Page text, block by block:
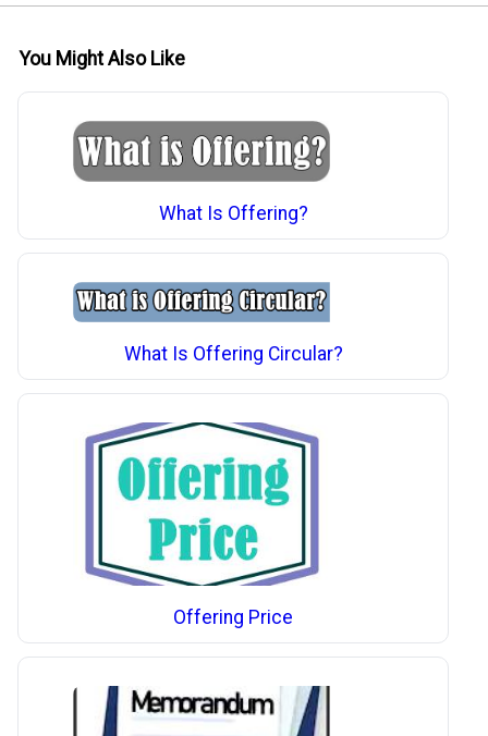
You Might Also Like
What Is Offering?
What Is Offering Circular?
Offering Price